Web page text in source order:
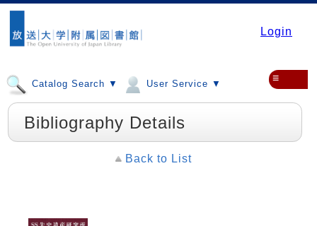
Login
Catalog Search ▼ User Service ▼ ≡
Bibliography Details
Back to List